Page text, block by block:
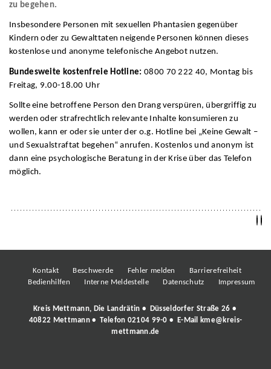
zu begehen.
Insbesondere Personen mit sexuellen Phantasien gegenüber
Kindern oder zu Gewalttaten neigende Personen können dieses
kostenlose und anonyme telefonische Angebot nutzen.
Bundesweite kostenfreie Hotline: 0800 70 222 40, Montag bis
Freitag, 9.00-18.00 Uhr
Sollte eine betroffene Person den Drang verspüren, übergriffig zu
werden oder strafrechtlich relevante Inhalte konsumieren zu
wollen, kann er oder sie unter der o.g. Hotline bei „Keine Gewalt –
und Sexualstraftat begehen“ anrufen. Kostenlos und anonym ist
dann eine psychologische Beratung in der Krise über das Telefon
möglich.
Kontakt Beschwerde Fehler melden
Barrierefreiheit
Bedienhilfen
Interne Meldestelle Datenschutz Impressum
Kreis Mettmann, Die Landrätin • Düsseldorfer Straße 26 •
40822 Mettmann • Telefon 02104 99-0 • E-Mail
kme@kreis-
mettmann.de